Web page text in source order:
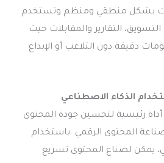
بشكل منطقي ومنظم وتستخدم
التقارير والمقابلات حيث
دقيقة دون التلاعب أو الإبداع
الذكاء الاصطناعي
رئيسية لتحسين جودة المحتوى
صناعة المحتوى الرقمي. باستخدام
يمكن لصناع المحتوى تسريع